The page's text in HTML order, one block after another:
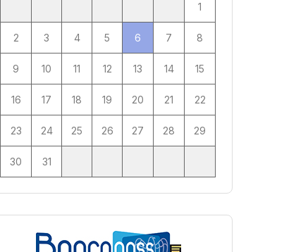
1
2 3 4 5 6 7 8
9 10 11 12 13 14 15
16 17 18 19 20 21 22
23 24 25 26 27 28 29
30 31